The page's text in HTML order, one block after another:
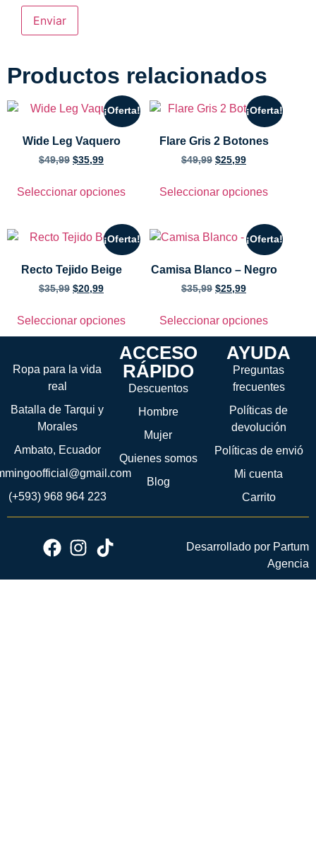
Productos relacionados
¡Oferta!
Wide Leg Vaquero
$49,99 $35,99
Seleccionar opciones
¡Oferta!
Flare Gris 2 Botones
$49,99 $25,99
Seleccionar opciones
¡Oferta!
Recto Tejido Beige
$35,99 $20,99
Seleccionar opciones
¡Oferta!
Camisa Blanco – Negro
$35,99 $25,99
Seleccionar opciones
Ropa para la vida
real
Batalla de Tarqui y
Morales
Ambato, Ecuador
(+593) 968 964 223
ACCESO
RÁPIDO
Descuentos
Hombre
Mujer
Quienes somos
Blog
AYUDA
Preguntas
frecuentes
Políticas de
devolución
Políticas de envió
Mi cuenta
Carrito
Desarrollado por Partum
Agencia